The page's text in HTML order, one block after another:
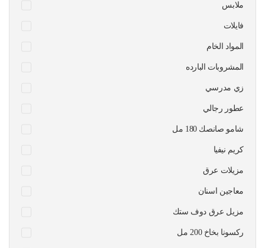
ملابس
فايلات
المواد الخام
المشروبات البارده
زي مدرسي
عطور رجالي
شامو صانصك 180 مل
كريم نيفيا
مزيلات عرق
معاجين اسنان
مزيل عرق دوف ستك
ركسونا بخاخ 200 مل